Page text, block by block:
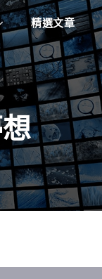
精選文章